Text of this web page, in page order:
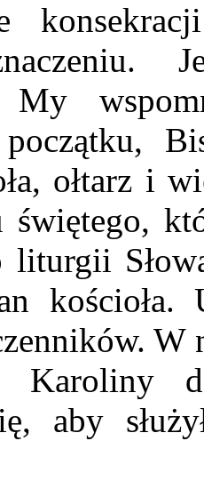
My
ołtarz i
świętego,
liturgii
W
Karoliny
aby